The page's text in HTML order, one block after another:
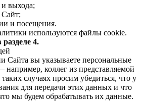
и выхода;
Сайт;
и посещения.
используются файлы cookie.
разделе 4.
Сайта вы указываете персональные
коллег из представляемой
случаях просим убедиться, что у
для передачи этих данных и что
мы будем обрабатывать их данные.